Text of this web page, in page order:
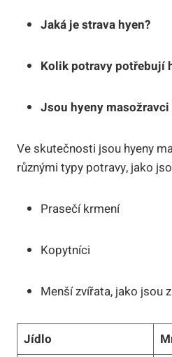
Jaká je strava hyen?
Kolik potravy potřebují
Jsou hyeny
Ve skutečnosti jsou hyeny
různými typy potravy, jako
Prasečí krmení
Kopytníci
Menší zvířata, jako jsou
Jídlo